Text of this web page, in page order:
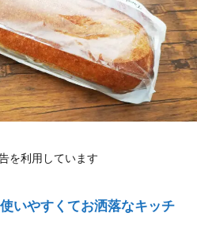
を利用しています
いやすくてお洒落なキッチ